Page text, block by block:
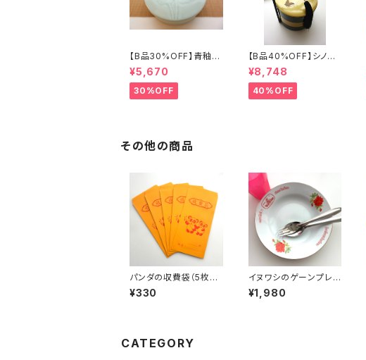
【B品30%OFF】青釉瓷
蓋付盒（蓮の実）
¥5,670
30%OFF
【B品40%OFF】シノワ
ズリ手提げ三段重「バタ
フライ」
¥8,748
40%OFF
その他の商品
パンダの収費袋（5枚セ
ット）
¥330
イヌワシのゲーンプレ
ート（タイ80年代製）
¥1,980
CATEGORY